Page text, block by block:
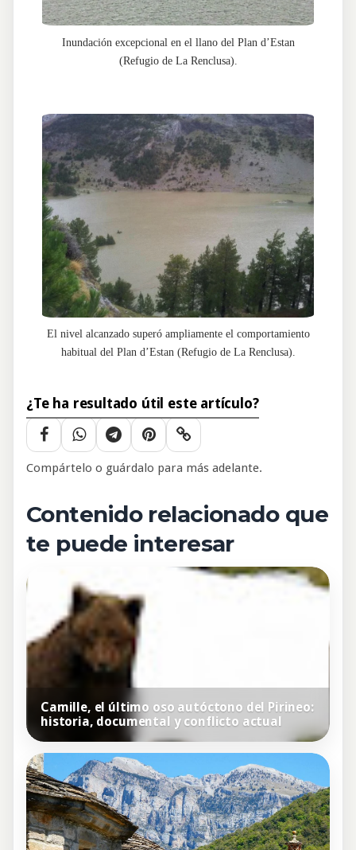
Inundación excepcional en el llano del Plan d’Estan
(Refugio de La Renclusa).
El nivel alcanzado superó ampliamente el comportamiento
habitual del Plan d’Estan (Refugio de La Renclusa).
¿Te ha resultado útil este artículo?
Compártelo o guárdalo para más adelante.
Contenido relacionado que
te puede interesar
Camille, el último oso autóctono del Pirineo:
historia, documental y conflicto actual